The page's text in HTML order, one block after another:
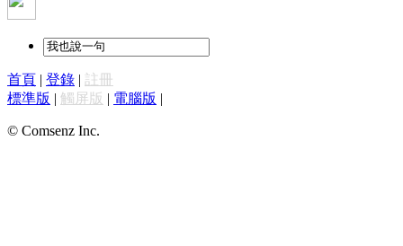
首頁 | 登錄 | 註冊
標準版 | 觸屏版 | 電腦版 |
© Comsenz Inc.